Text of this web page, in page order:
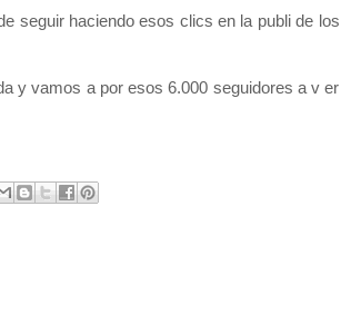
seguir haciendo esos clics en la publi de los
y vamos a por esos 6.000 seguidores a v er